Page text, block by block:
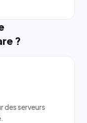
?
des serveurs